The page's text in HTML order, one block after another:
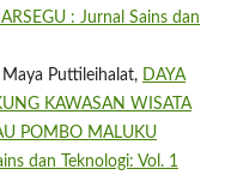
: Jurnal Sains dan
Puttileihalat, DAYA
KAWASAN WISATA
POMBO MALUKU
dan Teknologi: Vol. 1